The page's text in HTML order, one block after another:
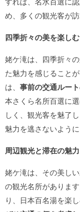
め、多くの観光客が訪
四季折々の美を楽しむ
姥ケ滝は、四季折々
た魅力を感じること
は、 事前の交通ルー
本さくら名所百選に
しく、観光客を魅了
魅力を逃さないように
周辺観光と滞在の魅力
姥ケ滝は、その美し
の観光名所がありま
り、日本百名湯を楽